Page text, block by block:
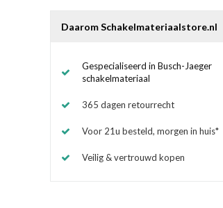
Daarom Schakelmateriaalstore.nl
Gespecialiseerd in Busch-Jaeger
schakelmateriaal
365 dagen retourrecht
Voor 21u besteld, morgen in huis*
Veilig & vertrouwd kopen